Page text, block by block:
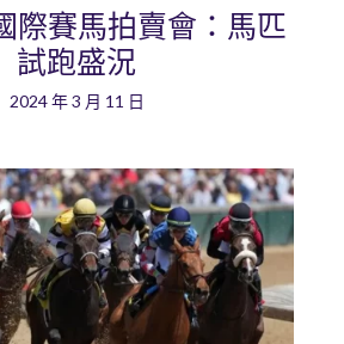
際賽馬拍賣會：馬匹
試跑盛況
2024 年 3 月 11 日